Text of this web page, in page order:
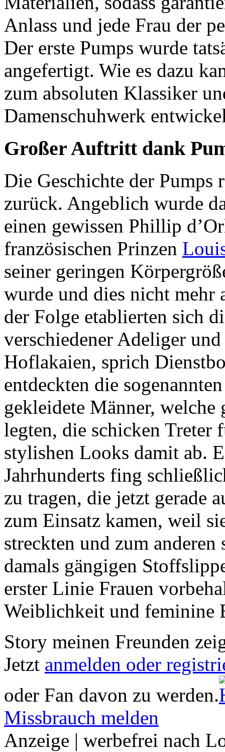
Anlass und jede Frau der
Der erste Pumps wurde
angefertigt. Wie es dazu
zum absoluten Klassiker
Damenschuhwerk
Großer Auftritt dank
Die Geschichte der Pumps
zurück. Angeblich wurde
einen gewissen Phillip
französischen Prinzen
seiner geringen
wurde und dies nicht mehr
der Folge etablierten sich
verschiedener Adeliger
Hoflakaien, sprich
entdeckten die
gekleidete Männer,
legten, die schicken Treter
stylishen Looks damit ab.
Jahrhunderts fing
zu tragen, die jetzt gerade
zum Einsatz kamen, weil
streckten und zum
damals gängigen
erster Linie Frauen
Weiblichkeit und feminine
Story meinen Freunden
Jetzt anmelden oder
oder Fan davon zu werden.
Missbrauch melden
Anzeige | werbefrei nach